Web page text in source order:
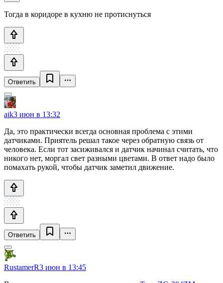
Тогда в коридоре в кухню не протиснуться
Ответить
aik3 июн в 13:32
Да, это практически всегда основная проблема с этими
датчиками. Приятель решал такое через обратную связь от
человека. Если тот засиживался и датчик начинал считать, что
никого нет, моргал свет разными цветами. В ответ надо было
помахать рукой, чтобы датчик заметил движение.
Ответить
RustamerR3 июн в 13:45